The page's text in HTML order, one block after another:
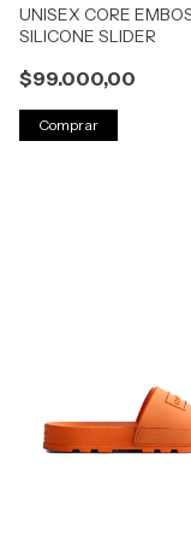
UNISEX CORE
SILICONE SLIDER
$99.000,00
Comprar